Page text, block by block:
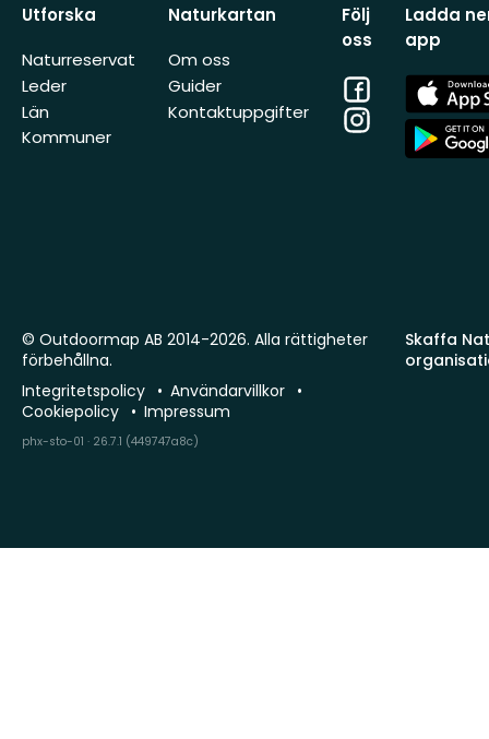
Utforska
Naturreservat
Leder
Län
Kommuner
Naturkartan
Om oss
Guider
Kontaktuppgifter
Följ
oss
Facebook
Instagram
Ladda
app
App
Store
App
Store
Skaffa
© Outdoormap AB 2014-2026. Alla rättigheter
förbehållna.
Integritetspolicy
Användarvillkor
Cookiepolicy
Impressum
phx-sto-01 · 26.7.1 (449747a8c)